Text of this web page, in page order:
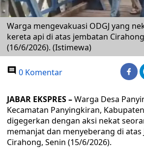
Warga mengevakuasi ODGJ yang
kereta api di atas jembatan
(16/6/2026). (Istimewa)
0 Komentar
JABAR EKSPRES –Warga Desa
Kecamatan Panyingkiran,
digegerkan dengan aksi nekat
memanjat dan menyeberang di atas
Cirahong, Senin (15/6/2026).